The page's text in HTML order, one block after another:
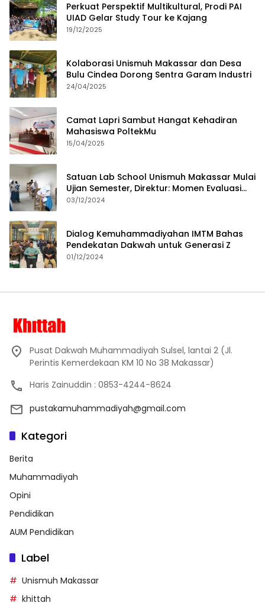
Perkuat Perspektif Multikultural, Prodi PAI
UIAD Gelar Study Tour ke Kajang
19/12/2025
Kolaborasi Unismuh Makassar dan Desa
Bulu Cindea Dorong Sentra Garam Industri
24/04/2025
Camat Lapri Sambut Hangat Kehadiran
Mahasiswa PoltekMu
15/04/2025
Satuan Lab School Unismuh Makassar Mulai
Ujian Semester, Direktur: Momen Evaluasi
Proses Pembelajaran
03/12/2024
Dialog Kemuhammadiyahan IMTM Bahas
Pendekatan Dakwah untuk Generasi Z
01/12/2024
Pusat Dakwah Muhammadiyah Sulsel, lantai 2 (Jl.
Perintis Kemerdekaan KM 10 No 38 Makassar)
Haris Zainuddin : 0853-4244-8624
pustakamuhammadiyah@gmail.com
Kategori
Berita
Muhammadiyah
Opini
Pendidikan
AUM Pendidikan
Label
Unismuh Makassar
khittah